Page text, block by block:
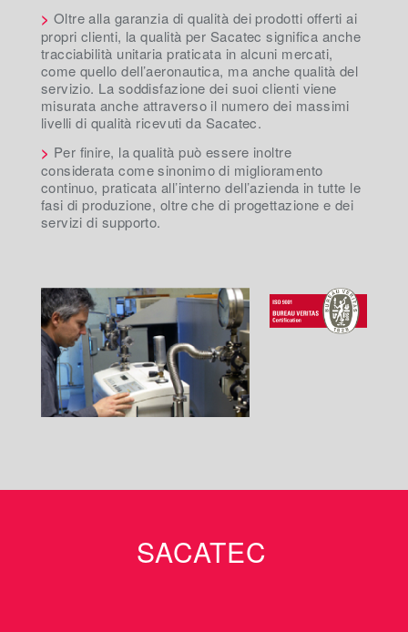
> Oltre alla garanzia di qualità dei prodotti offerti ai
propri clienti, la qualità per Sacatec significa anche
tracciabilità unitaria praticata in alcuni mercati,
come quello dell’aeronautica, ma anche qualità del
servizio. La soddisfazione dei suoi clienti viene
misurata anche attraverso il numero dei massimi
livelli di qualità ricevuti da Sacatec.
> Per finire, la qualità può essere inoltre
considerata come sinonimo di miglioramento
continuo, praticata all’interno dell’azienda in tutte le
fasi di produzione, oltre che di progettazione e dei
servizi di supporto.
SACATEC